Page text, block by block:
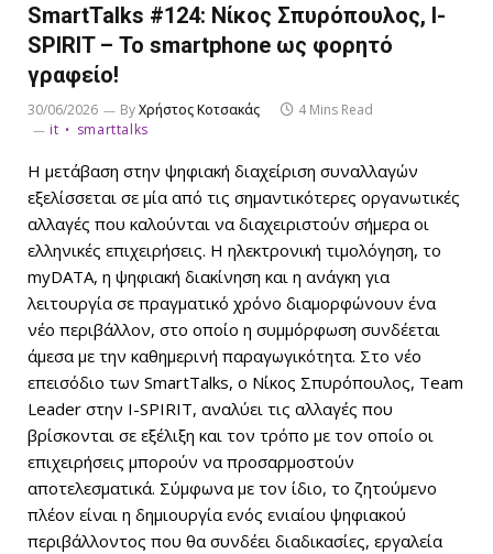
SmartTalks #124: Νίκος Σπυρόπουλος, I-
SPIRIT – Το smartphone ως φορητό
γραφείο!
30/06/2026 ByΧρήστος Κοτσακάς
4 Mins Read
it
smarttalks
Η μετάβαση στην ψηφιακή διαχείριση συναλλαγών
εξελίσσεται σε μία από τις σημαντικότερες οργανωτικές
αλλαγές που καλούνται να διαχειριστούν σήμερα οι
ελληνικές επιχειρήσεις. Η ηλεκτρονική τιμολόγηση, το
myDATA, η ψηφιακή διακίνηση και η ανάγκη για
λειτουργία σε πραγματικό χρόνο διαμορφώνουν ένα
νέο περιβάλλον, στο οποίο η συμμόρφωση συνδέεται
άμεσα με την καθημερινή παραγωγικότητα. Στο νέο
επεισόδιο των SmartTalks, ο Νίκος Σπυρόπουλος, Team
Leader στην I-SPIRIT, αναλύει τις αλλαγές που
βρίσκονται σε εξέλιξη και τον τρόπο με τον οποίο οι
επιχειρήσεις μπορούν να προσαρμοστούν
αποτελεσματικά. Σύμφωνα με τον ίδιο, το ζητούμενο
πλέον είναι η δημιουργία ενός ενιαίου ψηφιακού
περιβάλλοντος που θα συνδέει διαδικασίες, εργαλεία